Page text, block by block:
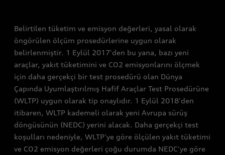
Bağımsız Servisler
Belirtilen tüketim ve emisyon değerleri, yasal olarak
öngörülen ölçüm prosedürlerine uygun olarak
belirlenmiştir. 1 Eylül 2017'den bu yana, bazı yeni
araçlar, yakıt tüketimini ve CO2 emisyonlarını ölçmek
için daha gerçekçi bir test prosedürü olan Dünya
Çapında Uyumlaştırılmış Hafif Araçlar Test Prosedürüne
(WLTP) uygun olarak tip onaylıdır. 1 Eylül 2018'den
itibaren, WLTP kademeli olarak yeni Avrupa sürüş
döngüsünün (NEDC) yerini alacak. Daha gerçekçi test
koşulları nedeniyle, WLTP'ye göre ölçülen yakıt tüketimi
ve CO2 emisyon değerleri çoğu durumda NEDC'ye göre